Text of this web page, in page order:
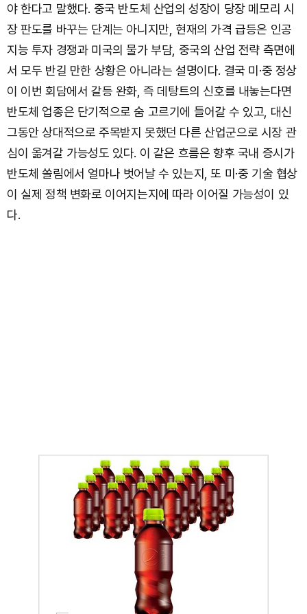
야 한다고 말했다. 중국 반도체 산업의 성장이 당장 메모리 시
장 판도를 바꾸는 단계는 아니지만, 현재의 가격 급등은 인공
지능 투자 경쟁과 미국의 물가 부담, 중국의 산업 전략 측면에
서 모두 반길 만한 상황은 아니라는 설명이다. 결국 미·중 정상
이 이번 회담에서 갈등 완화, 즉 데탕트의 신호를 내놓는다면
반도체 업종은 단기적으로 숨 고르기에 들어갈 수 있고, 대신
그동안 상대적으로 주목받지 못했던 다른 산업군으로 시장 관
심이 옮겨갈 가능성도 있다. 이 같은 흐름은 향후 국내 증시가
반도체 쏠림에서 얼마나 벗어날 수 있는지, 또 미·중 기술 협상
이 실제 정책 변화로 이어지는지에 따라 이어질 가능성이 있
다.